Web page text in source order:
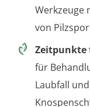
Werkzeuge
von
Zeitpunkte
für
Laubfall